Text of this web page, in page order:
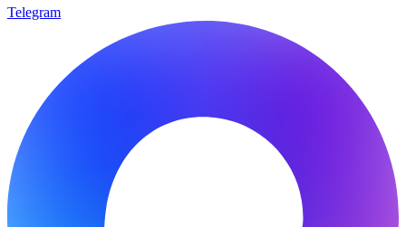
Telegram